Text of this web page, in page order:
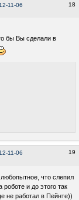
18
11-06
бы Вы сделали в
19
11-06
любопытное, что слепил
роботе и до этого так
не работал в Пейнте))